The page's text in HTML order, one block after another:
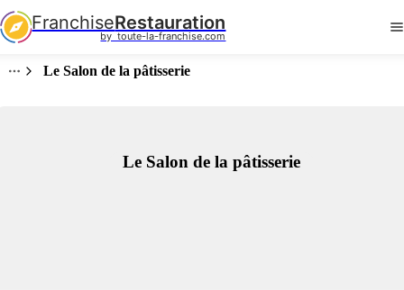
FranchiseRestauration
by  toute-la-franchise.com
Le Salon de la pâtisserie
Le Salon de la pâtisserie